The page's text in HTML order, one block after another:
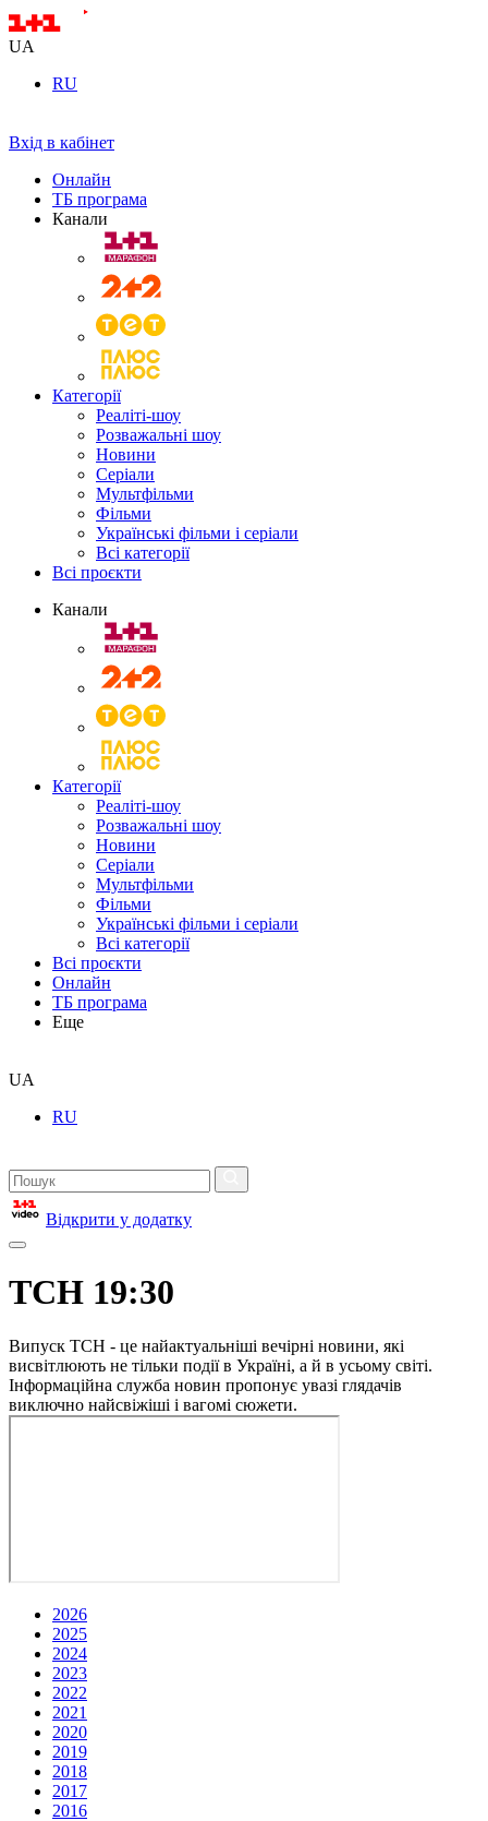
UA
RU
Вхід в кабінет
Онлайн
ТБ програма
Канали
Категорії
Реаліті-шоу
Розважальні шоу
Новини
Серіали
Мультфільми
Фільми
Українські фільми і серіали
Всі категорії
Всі проєкти
Канали
Категорії
Реаліті-шоу
Розважальні шоу
Новини
Серіали
Мультфільми
Фільми
Українські фільми і серіали
Всі категорії
Всі проєкти
Онлайн
ТБ програма
Еще
UA
RU
Відкрити у додатку
ТСН 19:30
Випуск ТСН - це найактуальніші вечірні новини, які
висвітлюють не тільки події в Україні, а й в усьому світі.
Інформаційна служба новин пропонує увазі глядачів
виключно найсвіжіші і вагомі сюжети.
2026
2025
2024
2023
2022
2021
2020
2019
2018
2017
2016